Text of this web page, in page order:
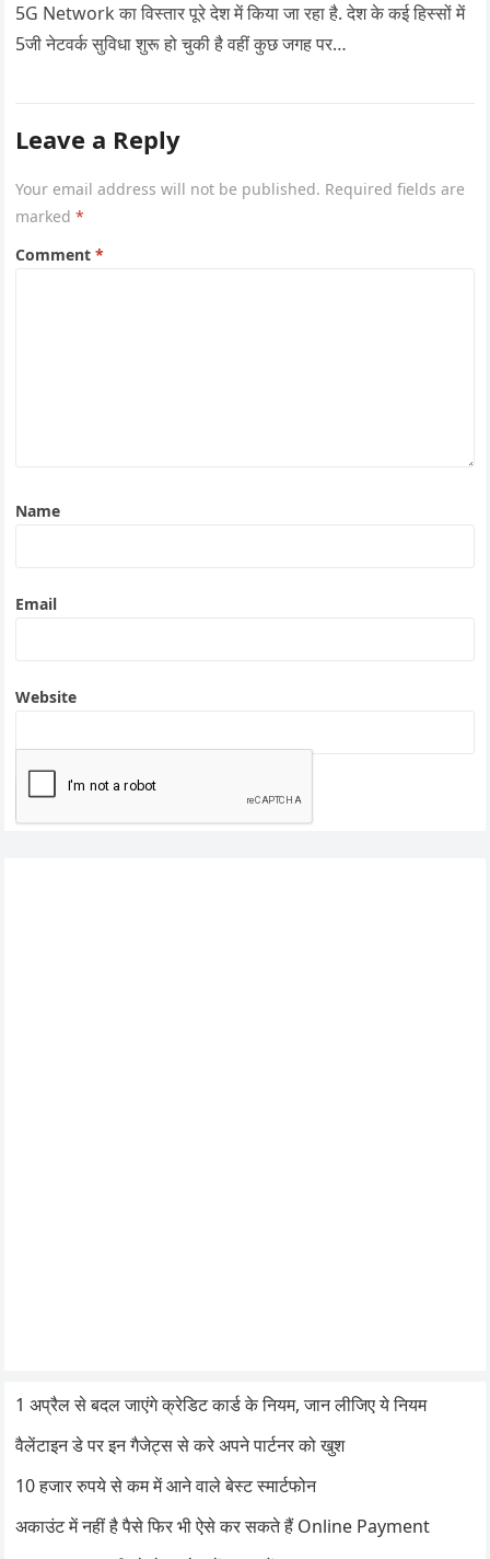
5G Network का विस्तार पूरे देश में किया जा रहा है. देश के कई हिस्सों में
5जी नेटवर्क सुविधा शुरू हो चुकी है वहीं कुछ जगह पर…
Leave a Reply
Your email address will not be published. Required fields are
marked*
Comment*
Name
Email
Website
1 अप्रैल से बदल जाएंगे क्रेडिट कार्ड के नियम, जान लीजिए ये नियम
वैलेंटाइन डे पर इन गैजेट्स से करे अपने पार्टनर को खुश
10 हजार रुपये से कम में आने वाले बेस्ट स्मार्टफोन
अकाउंट में नहीं है पैसे फिर भी ऐसे कर सकते हैं Online Payment